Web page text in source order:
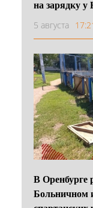
на зарядку
5 августа
В Оренбурге
Больничном